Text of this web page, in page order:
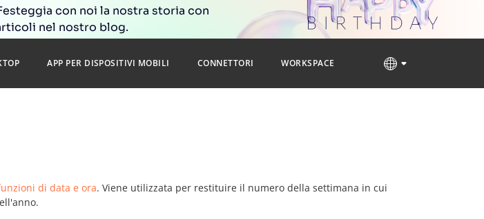
con noi la nostra storia con
nel nostro blog.
APP PER DISPOSITIVI MOBILI CONNETTORI WORKSPACE
di data e ora. Viene utilizzata per restituire il numero della settimana in cui